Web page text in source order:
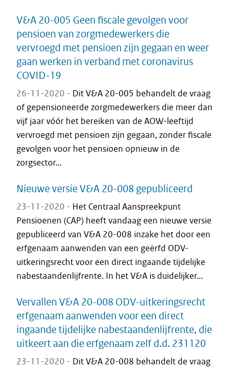
V&A 20-005 Geen fiscale gevolgen voor
pensioen van zorgmedewerkers die
vervroegd met pensioen zijn gegaan en weer
gaan werken in verband met coronavirus
COVID-19
26-11-2020 - Dit V&A 20-005 behandelt de vraag
of gepensioneerde zorgmedewerkers die meer dan
vijf jaar vóór het bereiken van de AOW-leeftijd
vervroegd met pensioen zijn gegaan, zonder fiscale
gevolgen voor het pensioen opnieuw in de
zorgsector...
Nieuwe versie V&A 20-008 gepubliceerd
23-11-2020 - Het Centraal Aanspreekpunt
Pensioenen (CAP) heeft vandaag een nieuwe versie
gepubliceerd van V&A 20-008 inzake het door een
erfgenaam aanwenden van een geërfd ODV-
uitkeringsrecht voor een direct ingaande tijdelijke
nabestaandenlijfrente. In het V&A is duidelijker...
Vervallen V&A 20-008 ODV-uitkeringsrecht
erfgenaam aanwenden voor een direct
ingaande tijdelijke nabestaandenlijfrente, die
uitkeert aan die erfgenaam zelf d.d. 231120
23-11-2020 - Dit V&A 20-008 behandelt de vraag